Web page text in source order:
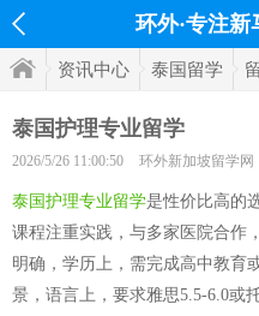
环外·专注
资讯中心 泰国留学
泰国护理专业留学
2026/5/26 11:00:50 环外新加坡留学网
泰国护理专业留学是性价比高的
课程注重实践，与多家医院合作
明确，学历上，需完成高中教育
景，语言上，要求雅思5.5-6.0或